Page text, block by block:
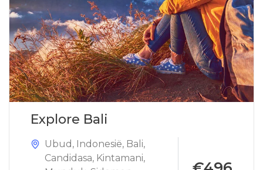
Explore Bali
Ubud , Indonesië, Bali,
Candidasa, Kintamani,